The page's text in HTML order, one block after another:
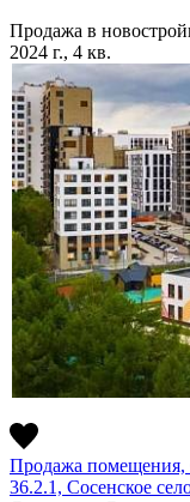
Продажа в
2024 г., 4 кв.
Продажа помещения,
36.2.1, Сосенское